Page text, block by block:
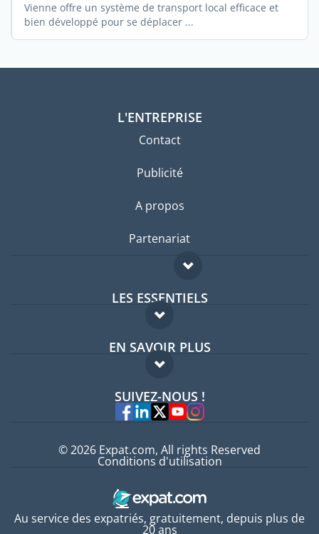
Vienne offre un système de transport local efficace et
bien développé pour se déplacer ...
L'ENTREPRISE
Contact
Publicité
A propos
Partenariat
LES ESSENTIELS
Forum expatriés
Guides pays
EN SAVOIR PLUS
FAQ
Experts
SUIVEZ-NOUS !
Au service des expatriés, gratuitement, depuis plus de
20 ans
© 2026 Expat.com, All rights Reserved
Conditions d'utilisation